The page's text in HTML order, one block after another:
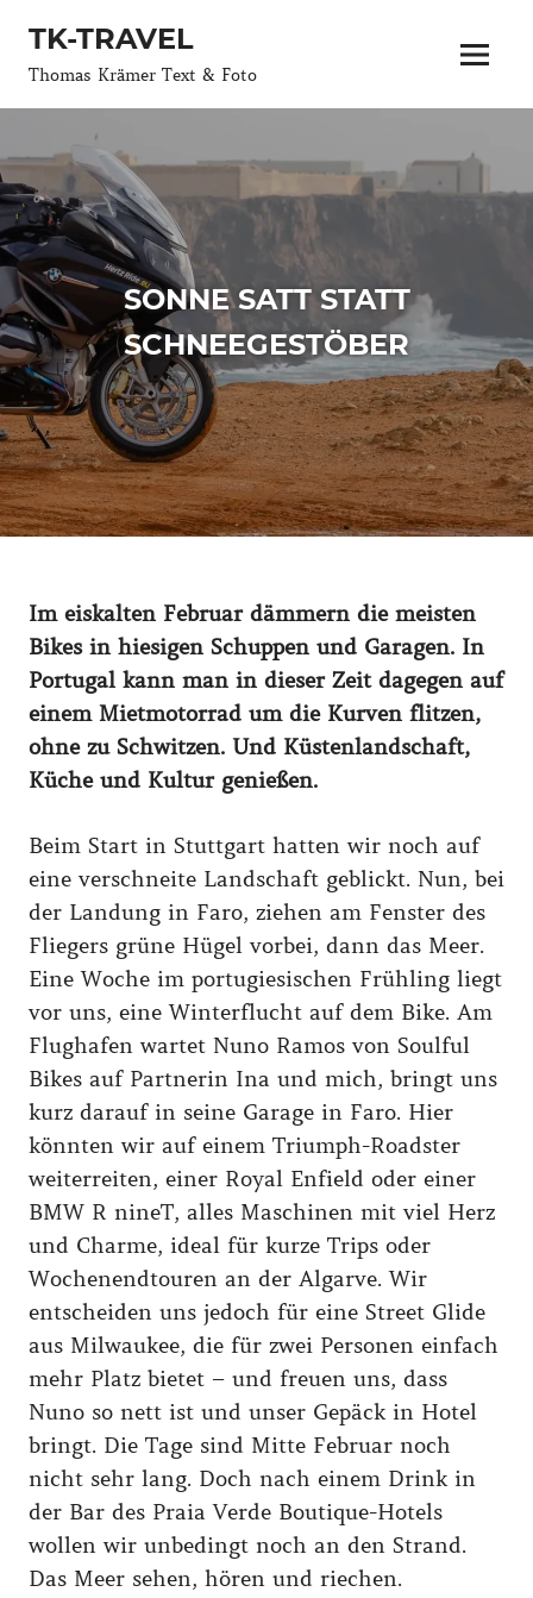
Inhalt
springen
TK-TRAVEL
Thomas Krämer Text & Foto Menü
SONNE SATT STATT
SCHNEEGESTÖBER
Im eiskalten Februar dämmern die meisten
Bikes in hiesigen Schuppen und Garagen. In
Portugal kann man in dieser Zeit dagegen auf
einem Mietmotorrad um die Kurven flitzen,
ohne zu Schwitzen. Und Küstenlandschaft,
Küche und Kultur genießen.
Beim Start in Stuttgart hatten wir noch auf
eine verschneite Landschaft geblickt. Nun, bei
der Landung in Faro, ziehen am Fenster des
Fliegers grüne Hügel vorbei, dann das Meer.
Eine Woche im portugiesischen Frühling liegt
vor uns, eine Winterflucht auf dem Bike. Am
Flughafen wartet Nuno Ramos von Soulful
Bikes auf Partnerin Ina und mich, bringt uns
kurz darauf in seine Garage in Faro. Hier
könnten wir auf einem Triumph-Roadster
weiterreiten, einer Royal Enfield oder einer
BMW R nineT, alles Maschinen mit viel Herz
und Charme, ideal für kurze Trips oder
Wochenendtouren an der Algarve. Wir
entscheiden uns jedoch für eine Street Glide
aus Milwaukee, die für zwei Personen einfach
mehr Platz bietet – und freuen uns, dass
Nuno so nett ist und unser Gepäck in Hotel
bringt. Die Tage sind Mitte Februar noch
nicht sehr lang. Doch nach einem Drink in
der Bar des Praia Verde Boutique-Hotels
wollen wir unbedingt noch an den Strand.
Das Meer sehen, hören und riechen.